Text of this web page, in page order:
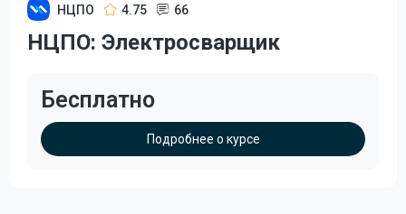
НЦПО 4.75 66
НЦПО: Электросварщик
Бесплатно
Подробнее о курсе